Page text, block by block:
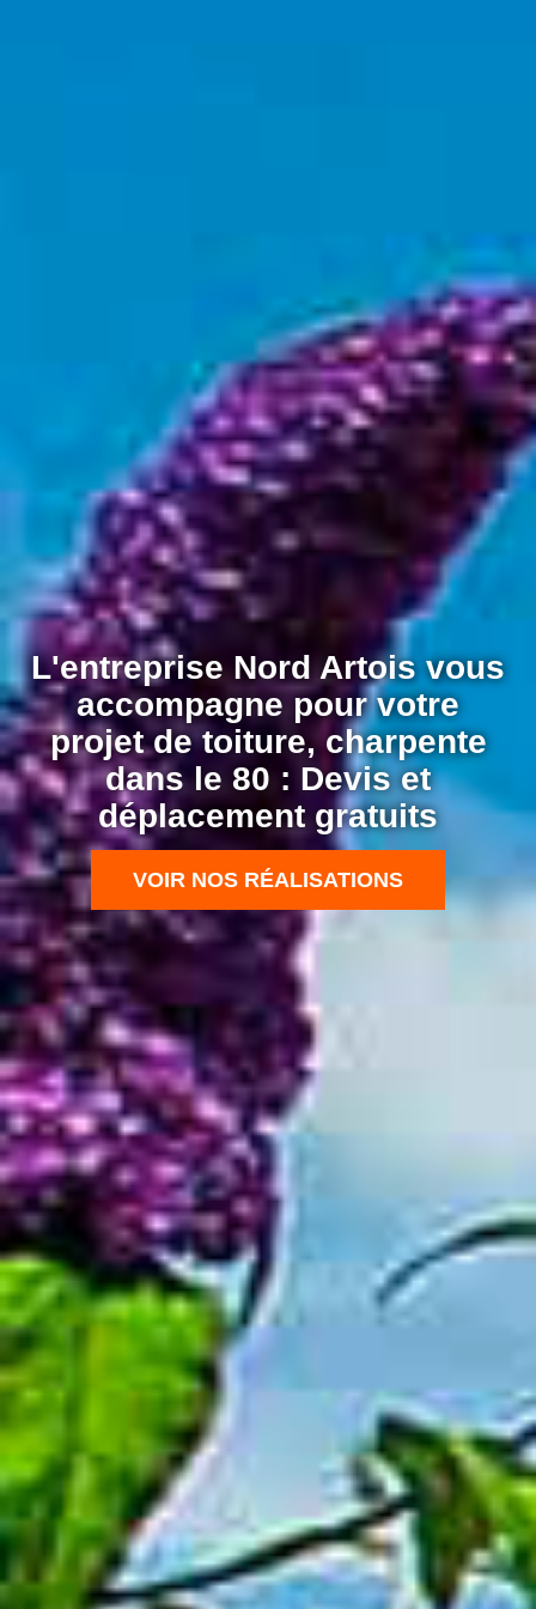
L'entreprise Nord Artois vous
accompagne pour votre
projet de toiture, charpente
dans le 80 : Devis et
déplacement gratuits
VOIR NOS RÉALISATIONS